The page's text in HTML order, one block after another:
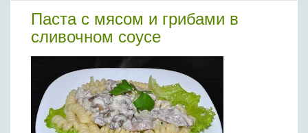
Паста с мясом и грибами в
сливочном соусе